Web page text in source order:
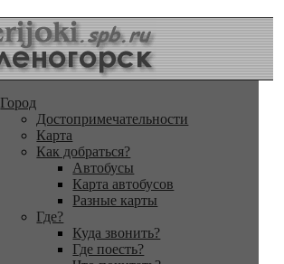
Город
Достопримечательности
Карта
Как добраться?
Автобусы
Карта автобусов
Разные карты
Где?
Куда звонить?
Где поесть?